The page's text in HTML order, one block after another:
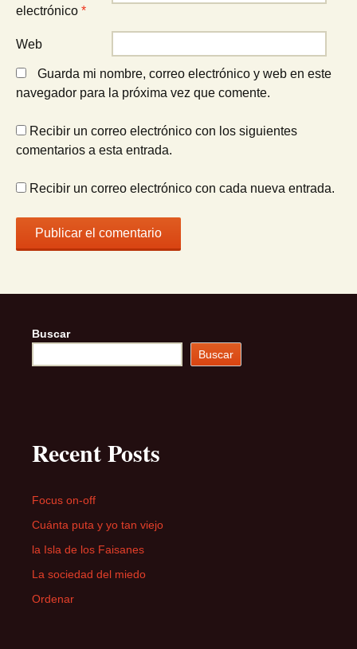
electrónico *
Web
Guarda mi nombre, correo electrónico y web en este
navegador para la próxima vez que comente.
Recibir un correo electrónico con los siguientes
comentarios a esta entrada.
Recibir un correo electrónico con cada nueva entrada.
Buscar
Buscar
Recent Posts
Focus on-off
Cuánta puta y yo tan viejo
la Isla de los Faisanes
La sociedad del miedo
Ordenar